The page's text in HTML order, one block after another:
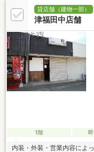
貸店舗（建物一部）
津福田中店舗
1階
内装・外装・営業内容によ